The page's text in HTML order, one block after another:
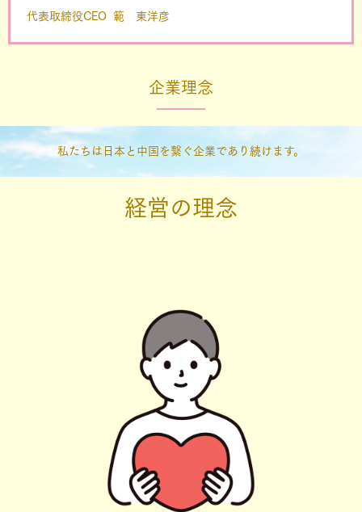
代表取締役CEO 範 東洋彦
企業理念
私たちは日本と中国を繋ぐ企業であり続けます。
経営の理念